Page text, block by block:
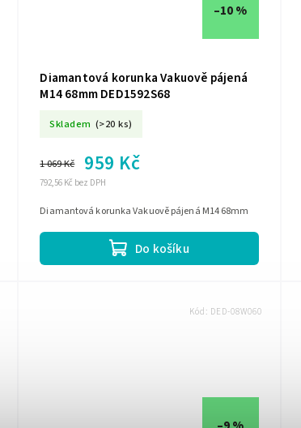
–10 %
Diamantová korunka Vakuově pájená
M14 68mm DED1592S68
Skladem (>20 ks)
792,56 Kč bez DPH
1 069 Kč 959 Kč
Do košíku
Diamantová korunka Vakuově pájená M14 68mm
Kód: DED-08W060